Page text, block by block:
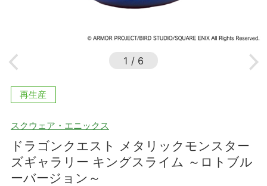
1 / 6
再生産
スクウェア・エニックス
ドラゴンクエスト メタリックモンスター
ズギャラリー キングスライム ～ロトブル
ーバージョン～